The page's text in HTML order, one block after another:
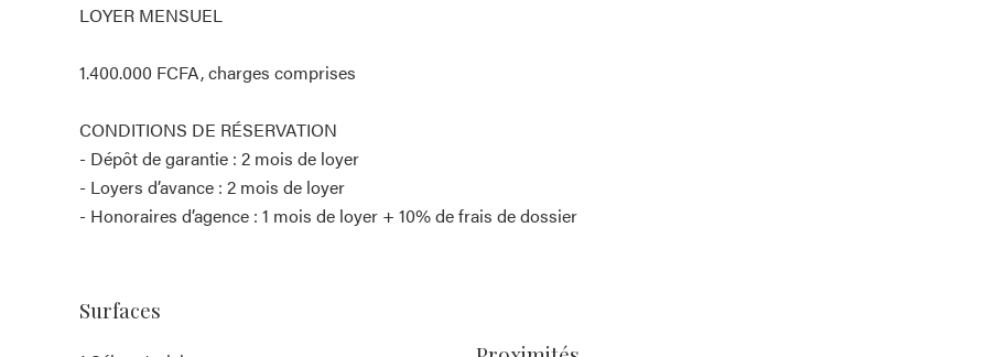
LOYER MENSUEL
1.400.000 FCFA, charges comprises
CONDITIONS DE RÉSERVATION
- Dépôt de garantie : 2 mois de loyer
- Loyers d’avance : 2 mois de loyer
- Honoraires d’agence : 1 mois de loyer + 10% de frais de dossier
Surfaces